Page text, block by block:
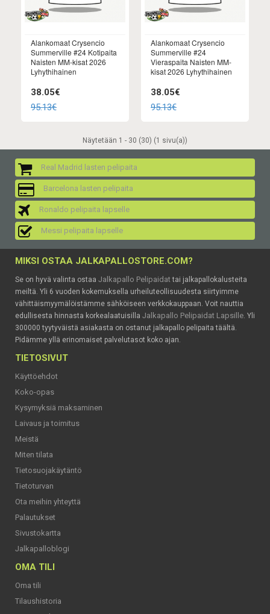
Alankomaat Crysencio
Summerville #24 Kotipaita
Naisten MM-kisat 2026
Lyhythihainen
38.05€
95.13€
Alankomaat Crysencio
Summerville #24
Vieraspaita Naisten MM-
kisat 2026 Lyhythihainen
38.05€
95.13€
Näytetään 1 - 30 (30) (1 sivu(a))
Real Madrid lasten pelipaita
Barcelona lasten pelipaita
Ronaldo pelipaita lapselle
Messi pelipaita lapselle
MIKSI OSTAA JALKAPALLOSTORE.COM?
Se on hyvä valinta ostaa Jalkapallo Pelipaidattai jalkapallokalusteita
meiltä. Yli 6 vuoden kokemuksella urheiluteollisuudesta siirtyimme
vähittäismyymälöistämme sähköiseen verkkokauppaan. Voit nauttia
edullisesta hinnasta korkealaatuisilla Jalkapallo Pelipaidat Lapsille. Yli
300000 tyytyväistä asiakasta on ostanut jalkapallo pelipaita täältä.
Pidämme yllä erinomaiset palvelutasot koko ajan.
TIETOSIVUT
Käyttöehdot
Koko-opas
Kysymyksiä maksaminen
Laivaus ja toimitus
Meistä
Miten tilata
Tietosuojakäytäntö
Tietoturvan
Ota meihin yhteyttä
Palautukset
Sivustokartta
Jalkapalloblogi
OMA TILI
Oma tili
Tilaushistoria